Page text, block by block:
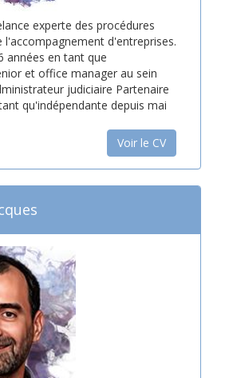
experte des procédures
l'accompagnement d'entreprises.
années en tant que
et office manager au sein
judiciaire Partenaire
qu'indépendante depuis mai
Voir le CV